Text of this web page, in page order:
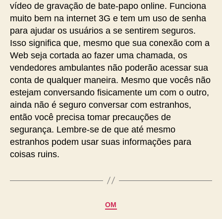
vídeo de gravação de bate-papo online. Funciona
muito bem na internet 3G e tem um uso de senha
para ajudar os usuários a se sentirem seguros.
Isso significa que, mesmo que sua conexão com a
Web seja cortada ao fazer uma chamada, os
vendedores ambulantes não poderão acessar sua
conta de qualquer maneira. Mesmo que vocês não
estejam conversando fisicamente um com o outro,
ainda não é seguro conversar com estranhos,
então você precisa tomar precauções de
segurança. Lembre-se de que até mesmo
estranhos podem usar suas informações para
coisas ruins.
OM